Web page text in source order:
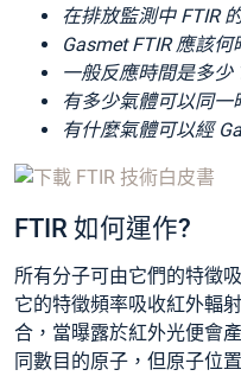
在排放監測中 FTIR
Gasmet FTIR 應該何
一般反應時間是多少
有多少氣體可以同一
有什麼氣體可以經
FTIR 如何運作?
所有分子可由它們的特徵
它的特徵頻率吸收紅外輻
合，當曝露於紅外光便會
同數目的原子，但原子位